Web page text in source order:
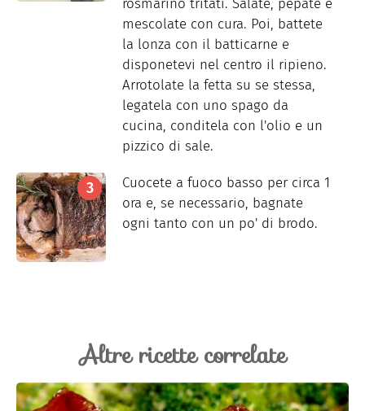
rosmarino tritati. Salate, pepate e
mescolate con cura. Poi, battete
la lonza con il batticarne e
disponetevi nel centro il ripieno.
Arrotolate la fetta su se stessa,
legatela con uno spago da
cucina, conditela con l'olio e un
pizzico di sale.
Cuocete a fuoco basso per circa 1
ora e, se necessario, bagnate
ogni tanto con un po' di brodo.
Altre ricette correlate